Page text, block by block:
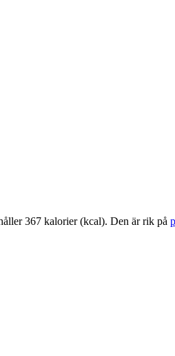
367 kalorier (kcal). Den är rik på